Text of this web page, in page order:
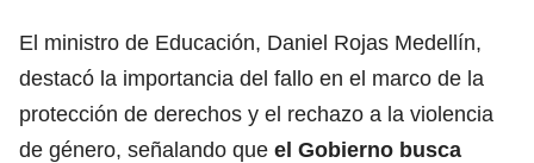
El ministro de Educación, Daniel Rojas Medellín,
destacó la importancia del fallo en el marco de la
protección de derechos y el rechazo a la violencia
de género, señalando que el Gobierno busca